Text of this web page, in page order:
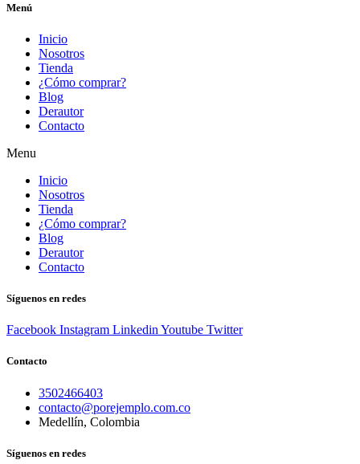
Menú
Inicio
Nosotros
Tienda
¿Cómo comprar?
Blog
Derautor
Contacto
Menu
Inicio
Nosotros
Tienda
¿Cómo comprar?
Blog
Derautor
Contacto
Síguenos en redes
Facebook Instagram Linkedin Youtube Twitter
Contacto
3502466403
contacto@porejemplo.com.co
Medellín, Colombia
Síguenos en redes